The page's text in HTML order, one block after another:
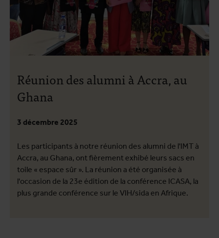
Réunion des alumni à Accra, au
Ghana
3 décembre 2025
Les participants à notre réunion des alumni de l'IMT à
Accra, au Ghana, ont fièrement exhibé leurs sacs en
toile « espace sûr ». La réunion a été organisée à
l'occasion de la 23e édition de la conférence ICASA, la
plus grande conférence sur le VIH/sida en Afrique.